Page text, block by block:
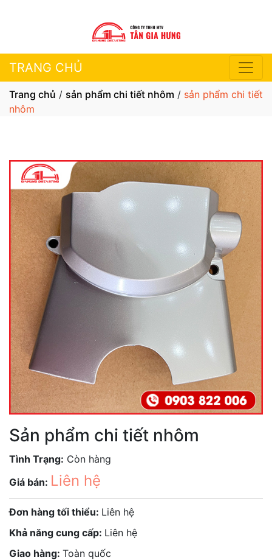
TRANG CHỦ
Trang chủ / sản phẩm chi tiết nhôm / sản phẩm chi tiết
nhôm
Sản phẩm chi tiết nhôm
Tình Trạng: Còn hàng
Giá bán: Liên hệ
Đơn hàng tối thiểu: Liên hệ
Khả năng cung cấp: Liên hệ
Giao hàng: Toàn quốc